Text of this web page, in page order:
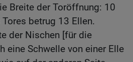
Breite der Toröffnung: 10
betrug 13 Ellen.
der Nischen [für die
eine Schwelle von einer Elle